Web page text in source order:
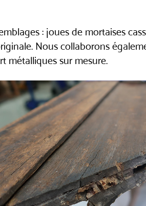
: joues de mortaises
Nous collaborons
métalliques sur mesure.